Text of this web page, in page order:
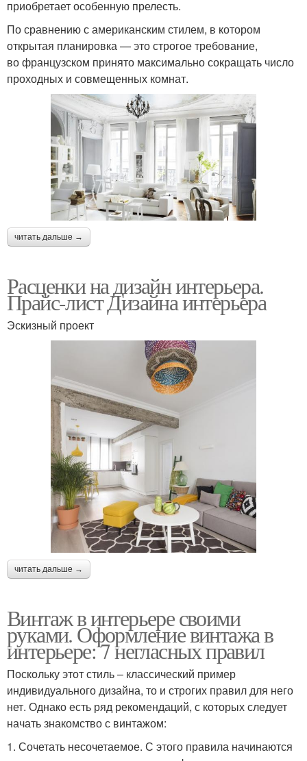
приобретает особенную прелесть.
По сравнению с американским стилем, в котором
открытая планировка — это строгое требование,
во французском принято максимально сокращать число
проходных и совмещенных комнат.
читать дальше →
Расценки на дизайн интерьера.
Прайс-лист Дизайна интерьера
Эскизный проект
читать дальше →
Винтаж в интерьере своими
руками. Оформление винтажа в
интерьере: 7 негласных правил
Поскольку этот стиль – классический пример
индивидуального дизайна, то и строгих правил для него
нет. Однако есть ряд рекомендаций, с которых следует
начать знакомство с винтажом:
1. Сочетать несочетаемое. С этого правила начинаются